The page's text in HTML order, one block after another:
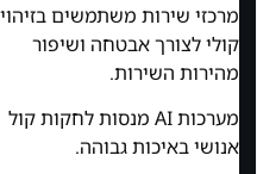
מרכזי שירות משתמשים בזיהוי
קולי לצורך אבטחה ושיפור
מהירות השירות.
מערכות AI מנסות לחקות קול
אנושי באיכות גבוהה.